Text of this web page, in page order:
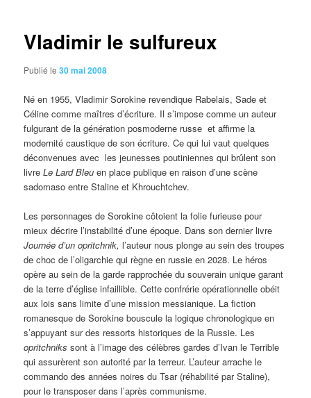
Vladimir le sulfureux
Publié le30 mai 2008
Né en 1955, Vladimir Sorokine revendique Rabelais, Sade et
Céline comme maîtres d’écriture. Il s’impose comme un auteur
fulgurant de la génération posmoderne russe et affirme la
modernité caustique de son écriture. Ce qui lui vaut quelques
déconvenues avec les jeunesses poutiniennes qui brûlent son
livreLeLard Bleu en place publique en raison d’une scène
sadomaso entre Staline et Khrouchtchev.
Les personnages de Sorokine côtoient la folie furieuse pour
mieux décrire l’instabilité d’une époque. Dans son dernier livre
Journée d’un opritchnik, l’auteur nous plonge au sein des troupes
de choc de l’oligarchie qui règne en russie en 2028. Le héros
opère au sein de la garde rapprochée du souverain unique garant
de la terre d’église infaillible. Cette confrérie opérationnelle obéit
aux lois sans limite d’une mission messianique. La fiction
romanesque de Sorokine bouscule la logique chronologique en
s’appuyant sur des ressorts historiques de la Russie. Les
opritchniks sont à l’image des célèbres gardes d’Ivan le Terrible
qui assurèrent son autorité par la terreur. L’auteur arrache le
commando des années noires du Tsar (réhabilité par Staline),
pour le transposer dans l’après communisme.